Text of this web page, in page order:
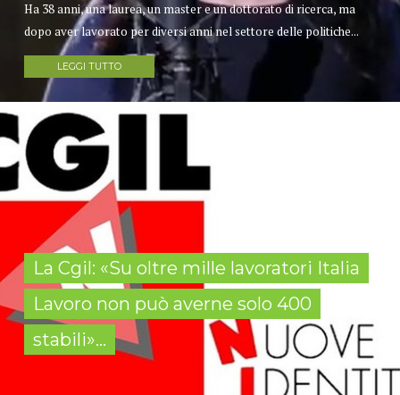
Ha 38 anni, una laurea, un master e un dottorato di ricerca, ma
dopo aver lavorato per diversi anni nel settore delle politiche...
LEGGI TUTTO
La Cgil: «Su oltre mille lavoratori Italia
Lavoro non può averne solo 400
stabili»...